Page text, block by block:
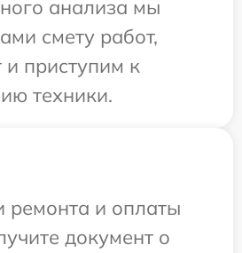
анализа мы
смету работ,
приступим к
техники.
ремонта и оплаты
документ о